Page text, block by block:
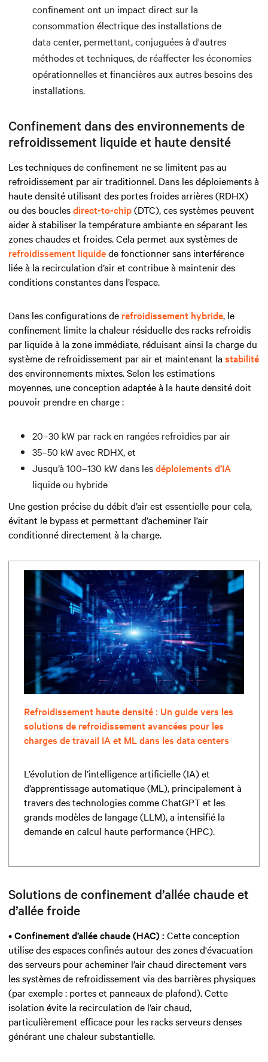
confinement ont un impact direct sur la
consommation électrique des installations de
data center, permettant, conjuguées à d'autres
méthodes et techniques, de réaffecter les économies
opérationnelles et financières aux autres besoins des
installations.
Confinement dans des environnements de
refroidissement liquide et haute densité
Les techniques de confinement ne se limitent pas au
refroidissement par air traditionnel. Dans les déploiements à
haute densité utilisant des portes froides arrières (RDHX)
ou des bouclesdirect-to-chip(DTC), ces systèmes peuvent
aider à stabiliser la température ambiante en séparant les
zones chaudes et froides. Cela permet aux systèmes de
refroidissement liquidede fonctionner sans interférence
liée à la recirculation d’air et contribue à maintenir des
conditions constantes dans l’espace.
Dans les configurations de refroidissement hybride, le
confinement limite la chaleur résiduelle des racks refroidis
par liquide à la zone immédiate, réduisant ainsi la charge du
système de refroidissement par air et maintenant la stabilité
des environnements mixtes. Selon les estimations
moyennes, une conception adaptée à la haute densité doit
pouvoir prendre en charge :
20–30 kW par rack en rangées refroidies par air
35–50 kW avec RDHX, et
Jusqu’à 100–130 kW dans lesdéploiements d’IA
liquide ou hybride
Une gestion précise du débit d’air est essentielle pour cela,
évitant le bypass et permettant d’acheminer l’air
conditionné directement à la charge.
Refroidissement haute densité : Un guide vers les
solutions de refroidissement avancées pour les
charges de travail IA et ML dans les data centers
L’évolution de l’intelligence artificielle (IA) et
d’apprentissage automatique (ML), principalement à
travers des technologies comme ChatGPT et les
grands modèles de langage (LLM), a intensifié la
demande en calcul haute performance (HPC).
Solutions de confinement d’allée chaude et
d’allée froide
•Confinement d’allée chaude (HAC) : Cette conception
utilise des espaces confinés autour des zones d'évacuation
des serveurs pour acheminer l’air chaud directement vers
les systèmes de refroidissement via des barrières physiques
(par exemple : portes et panneaux de plafond). Cette
isolation évite la recirculation de l’air chaud,
particulièrement efficace pour les racks serveurs denses
générant une chaleur substantielle.